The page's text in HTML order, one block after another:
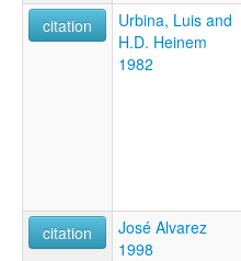
citation
Urbina, Luis and
H.D. Heinem
1982
citation
José Alvarez
1998